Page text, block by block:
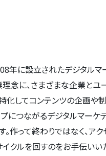
年に設立されたデジタルマ
念に、さまざまな企業とユ
化してコンテンツの企画や
につながるデジタルマーケ
。作って終わりではなく、
クルを回すのをお手伝いい